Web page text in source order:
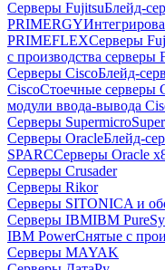
Серверы FujitsuБлейд-
PRIMERGY
PRIMEFLEXСерверы
с производства серверы
Серверы CiscoБлейд-
CiscoСтоечные серверы
модули ввода-вывода
Серверы Supermicro
Серверы OracleБлейд-
SPARCСерверы Oracle
Серверы Crusader
Серверы Rikor
Серверы SITONICA и
Серверы IBMIBM
IBM PowerСнятые с
Серверы MAYAK